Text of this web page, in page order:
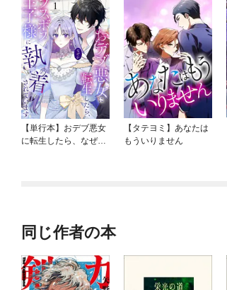
【単行本】おデブ悪女
に転生したら、なぜか
【タテヨミ】あなたは
もういりません
同じ作者の本